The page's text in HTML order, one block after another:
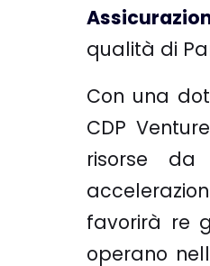
qualità di
Con una
CDP
risorse
favorirà re
operano